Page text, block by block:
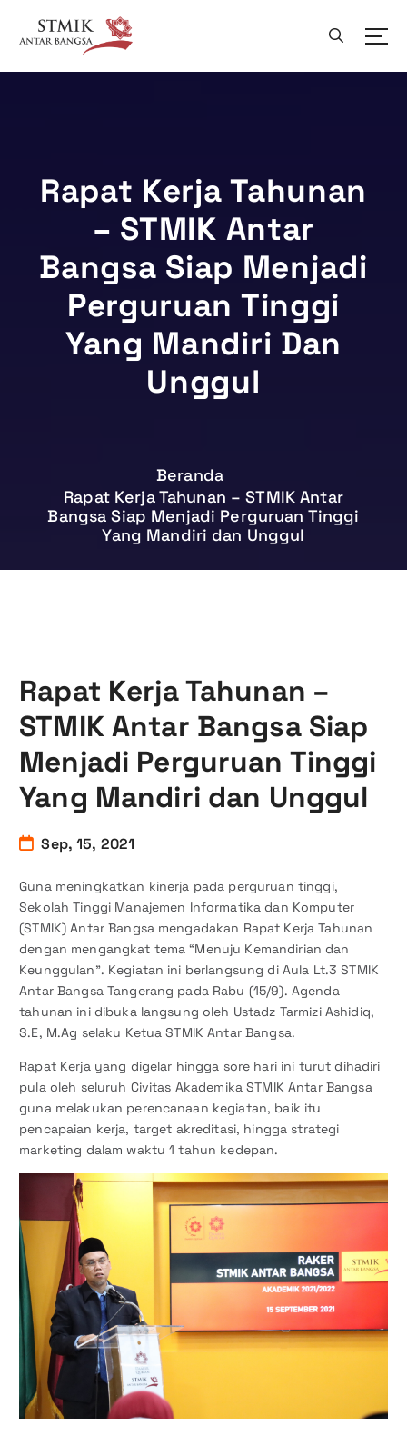
a
Rapat Kerja Tahunan
– STMIK Antar
Bangsa Siap Menjadi
Perguruan Tinggi
Yang Mandiri Dan
Unggul
Beranda
Rapat Kerja Tahunan – STMIK Antar
Bangsa Siap Menjadi Perguruan Tinggi
Yang Mandiri dan Unggul
Rapat Kerja Tahunan –
STMIK Antar Bangsa Siap
Menjadi Perguruan Tinggi
Yang Mandiri dan Unggul
Sep, 15, 2021
Guna meningkatkan kinerja pada perguruan tinggi,
Sekolah Tinggi Manajemen Informatika dan Komputer
(STMIK) Antar Bangsa mengadakan Rapat Kerja Tahunan
dengan mengangkat tema “Menuju Kemandirian dan
Keunggulan”. Kegiatan ini berlangsung di Aula Lt.3 STMIK
Antar Bangsa Tangerang pada Rabu (15/9). Agenda
tahunan ini dibuka langsung oleh Ustadz Tarmizi Ashidiq,
S.E, M.Ag selaku Ketua STMIK Antar Bangsa.
Rapat Kerja yang digelar hingga sore hari ini turut dihadiri
pula oleh seluruh Civitas Akademika STMIK Antar Bangsa
guna melakukan perencanaan kegiatan, baik itu
pencapaian kerja, target akreditasi, hingga strategi
marketing dalam waktu 1 tahun kedepan.